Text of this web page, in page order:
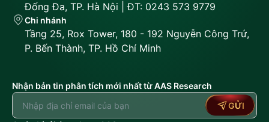
Đống Đa, TP. Hà Nội | ĐT: 0243 573 9779
Chi nhánh
Tầng 25, Rox Tower, 180 - 192 Nguyễn Công Trứ,
P. Bến Thành, TP. Hồ Chí Minh
Nhận bản tin phân tích mới nhất từ AAS Research
GỬI